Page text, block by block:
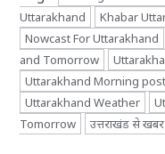
Uttarakhand
Khabar
Nowcast For Uttarakhand
and Tomorrow
Uttarakhand Morning
Uttarakhand Weather
Tomorrow
उत्तराखंड से खबर